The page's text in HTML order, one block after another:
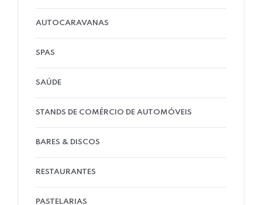
AUTOCARAVANAS
SPAS
SAÚDE
STANDS DE COMÉRCIO DE AUTOMÓVEIS
BARES & DISCOS
RESTAURANTES
PASTELARIAS